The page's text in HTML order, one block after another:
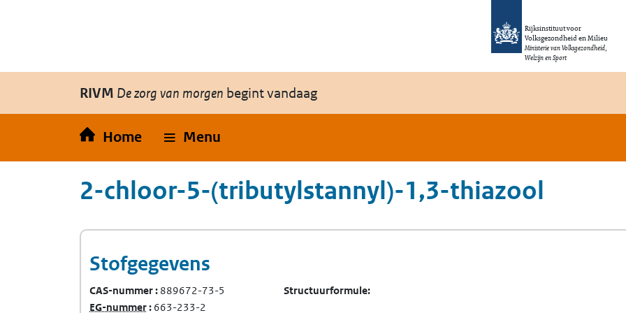
Rijksinstituut voor
Volksgezondheid en Milieu
Ministerie van Volksgezondheid,
Welzijn en Sport
RIVM De zorg van morgen begint vandaag
Home Menu
2-chloor-5-(tributylstannyl)-1,3-thiazool
Stofgegevens
CAS-nummer 889672-73-5
EG-nummer(Europees Gemeenschap-nummer)
663-233-2
Structuurformule